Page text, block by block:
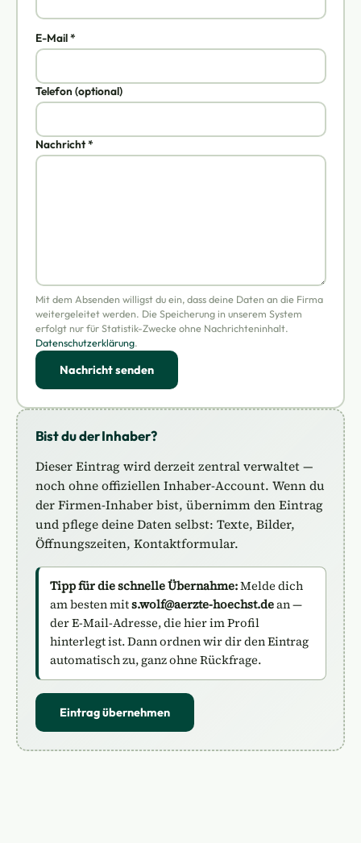
E-Mail *
Telefon (optional)
Nachricht *
Mit dem Absenden willigst du ein, dass deine Daten an die Firma
weitergeleitet werden. Die Speicherung in unserem System
erfolgt nur für Statistik-Zwecke ohne Nachrichteninhalt.
Datenschutzerklärung.
Nachricht senden
Bist du der Inhaber?
Dieser Eintrag wird derzeit zentral verwaltet —
noch ohne offiziellen Inhaber-Account. Wenn du
der Firmen-Inhaber bist, übernimm den Eintrag
und pflege deine Daten selbst: Texte, Bilder,
Öffnungszeiten, Kontaktformular.
Tipp für die schnelle Übernahme:Melde dich
am besten mits.wolf@aerzte-hoechst.dean —
der E-Mail-Adresse, die hier im Profil
hinterlegt ist. Dann ordnen wir dir den Eintrag
automatisch zu, ganz ohne Rückfrage.
Eintrag übernehmen